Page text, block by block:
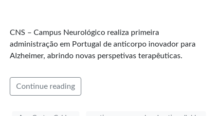
CNS – Campus Neurológico realiza primeira
administração em Portugal de anticorpo inovador para
Alzheimer, abrindo novas perspetivas terapêuticas.
Continue reading